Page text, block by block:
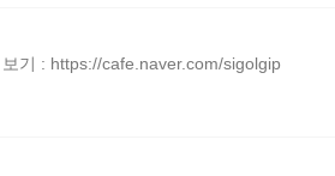
기 : https://cafe.naver.com/sigolgip